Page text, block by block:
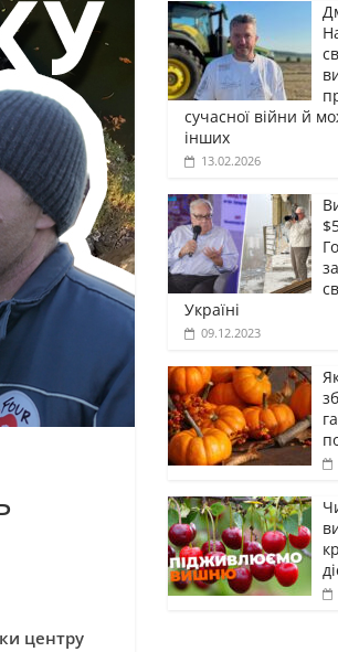
центру
сучасної війни й
інших
13.02.2026
Україні
09.12.2023